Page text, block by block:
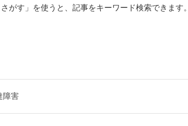
がす」を使うと、記事をキーワード検索できます。
障害